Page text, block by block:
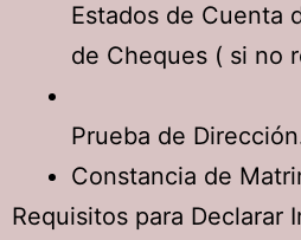
Estados de Cuenta
de Cheques ( si no
Prueba de
Constancia de
Requisitos para Declarar